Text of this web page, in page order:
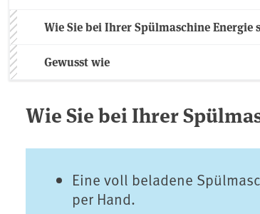
Wie Sie bei Ihrer Spülmaschine Energie
Gewusst wie
Wie Sie bei Ihrer
Eine voll beladene
per Hand.